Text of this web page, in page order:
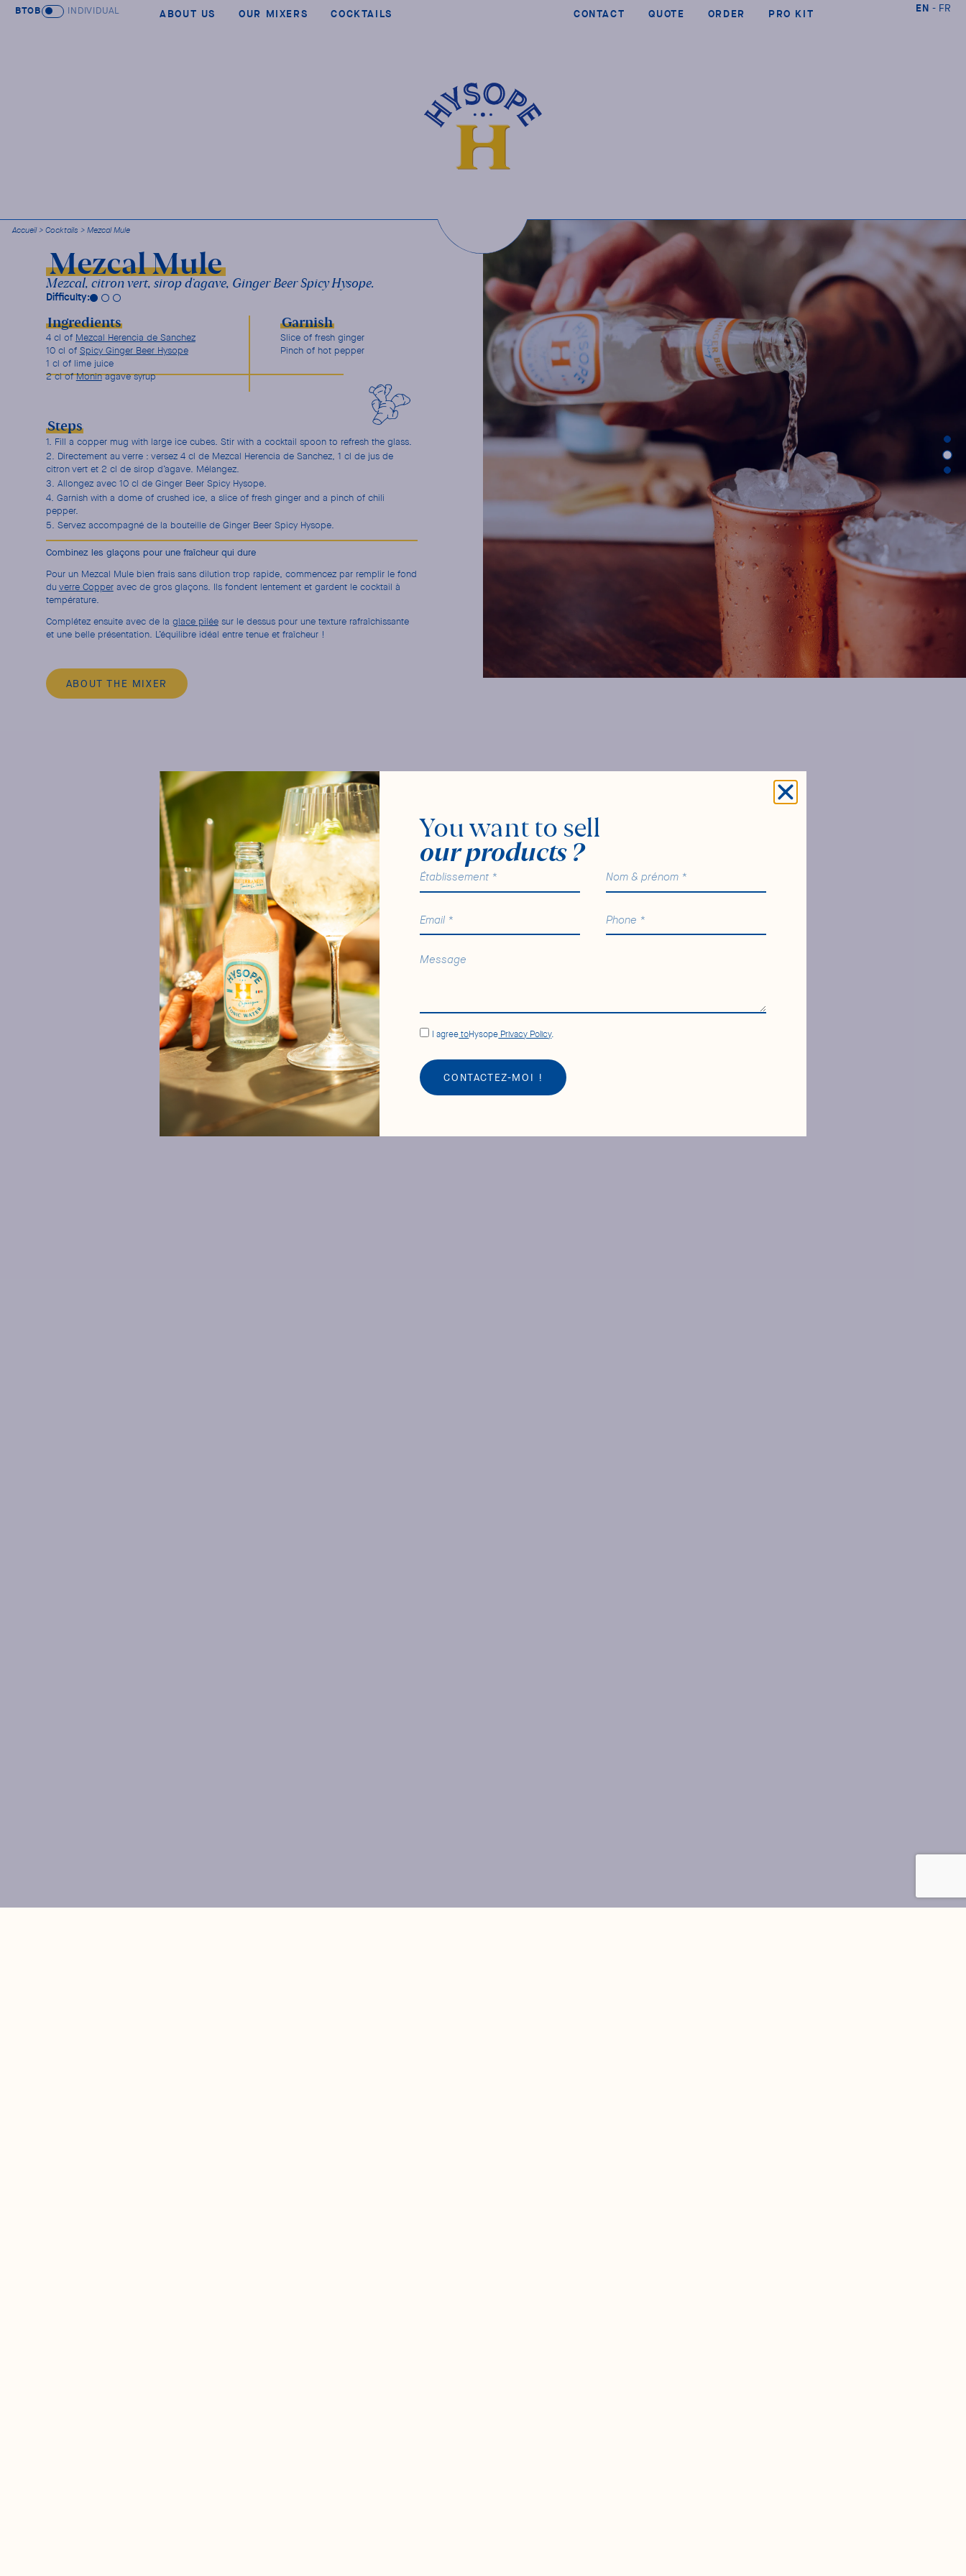
BTOB INDIVIDUAL ABOUT US OUR MIXERS COCKTAILS CONTACT QUOTE ORDER PRO KIT EN FR
Accueil> Cocktails > Mezcal Mule
Mezcal Mule
Mezcal, citron vert, sirop d’agave, Ginger Beer Spicy Hysope.
Difficulty:
Ingredients
4 cl of Mezcal Herencia de Sanchez
10 cl of Spicy Ginger Beer Hysope
1 cl of lime juice
2 cl ofMoninagave syrup
Garnish
Slice of fresh ginger
Pinch of hot pepper
Steps
Fill a copper mug with large ice cubes. Stir with a cocktail spoon to refresh the glass.
Directement au verre : versez 4 cl de Mezcal Herencia de Sanchez, 1 cl de jus de
citron vert et 2 cl de sirop d’agave. Mélangez.
Allongez avec 10 cl de Ginger Beer Spicy Hysope.
Garnish with a dome of crushed ice, a slice of fresh ginger and a pinch of chili
pepper.
Servez accompagné de la bouteille de Ginger Beer Spicy Hysope.
Combinez les glaçons pour une fraîcheur qui dure
Pour un Mezcal Mule bien frais sans dilution trop rapide, commencez par remplir le fond
du verre Copperavec de gros glaçons. Ils fondent lentement et gardent le cocktail à
température.
Complétez ensuite avec de la glace piléesur le dessus pour une texture rafraîchissante
et une belle présentation. L’équilibre idéal entre tenue et fraîcheur !
ABOUT THE MIXER
You want to sell
our products ?
I agreetoHysope Privacy Policy.
CONTACTEZ-MOI !